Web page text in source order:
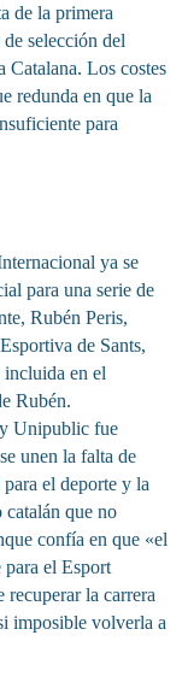
de la primera
selección del
Catalana. Los costes
redunda en que la
para
ya se
para una serie de
Rubén Peris,
de Sants,
incluida en el
Rubén.
Unipublic fue
unen la falta de
el deporte y la
que no
confía en que «el
el Esport
la carrera
imposible volverla a